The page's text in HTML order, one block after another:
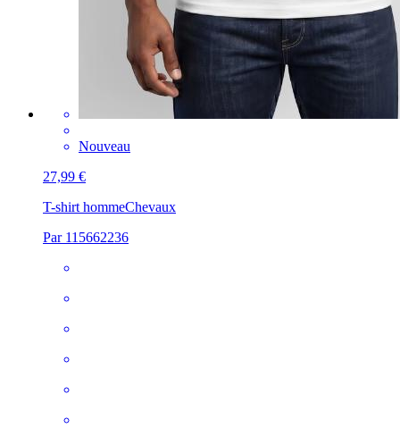
Nouveau
27,99 €
T-shirt hommeChevaux
Par 115662236